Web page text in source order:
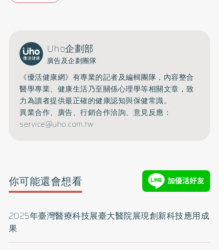
Uho企劃部
廣告及企劃團隊
《優活健康網》有專業的記者及編輯團隊，內容整合
醫學專業、健康生活乃至關係心理學等相關文章，致
力為讀者提供最正確的健康認知與保健常識。
異業合作、廣告、行銷合作洽詢、意見反應：
service@uho.com.tw
你可能還會想看
2025年臺灣醫療科技展臺大醫院展現創新科技應用成
果